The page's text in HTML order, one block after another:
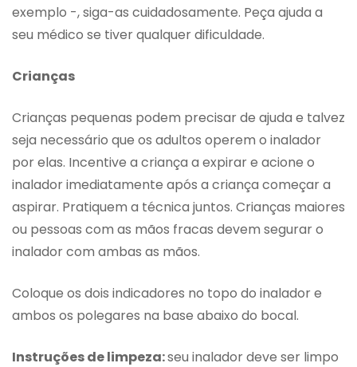
exemplo -, siga-as cuidadosamente. Peça ajuda a
seu médico se tiver qualquer dificuldade.
Crianças
Crianças pequenas podem precisar de ajuda e talvez
seja necessário que os adultos operem o inalador
por elas. Incentive a criança a expirar e acione o
inalador imediatamente após a criança começar a
aspirar. Pratiquem a técnica juntos. Crianças maiores
ou pessoas com as mãos fracas devem segurar o
inalador com ambas as mãos.
Coloque os dois indicadores no topo do inalador e
ambos os polegares na base abaixo do bocal.
Instruções de limpeza:seu inalador deve ser limpo